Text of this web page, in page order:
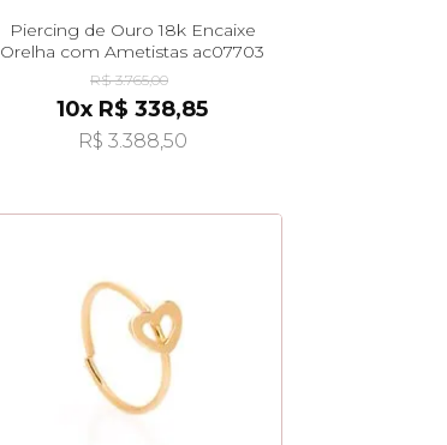
Piercing de Ouro 18k Encaixe
Orelha com Ametistas ac07703
R$ 3.765,00
10x R$ 338,85
R$ 3.388,50